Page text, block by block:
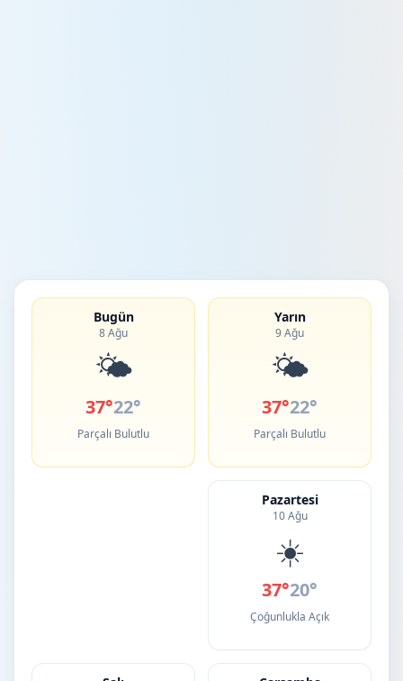
Bugün
8 Ağu
🌤️
37°22°
Parçalı Bulutlu
Yarın
9 Ağu
🌤️
37°22°
Parçalı Bulutlu
Pazartesi
10 Ağu
☀️
37°20°
Çoğunlukla Açık